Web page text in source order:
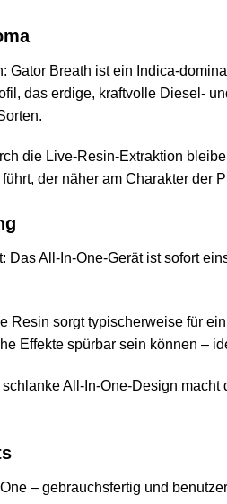
Gator Breath ist ein
das erdige, kraftvolle Diesel‑
die Live‑Resin‑Extraktion
der näher am Charakter der
Das All‑In‑One‑Gerät ist sofort
Resin sorgt typischerweise für
Effekte spürbar sein können –
All‑In‑One‑Design
– gebrauchsfertig und